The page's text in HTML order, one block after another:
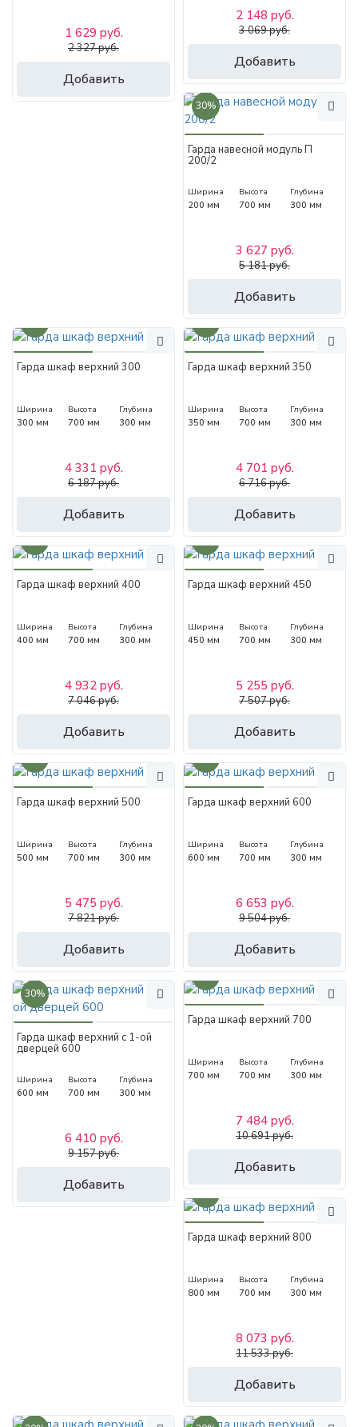
Добавить
1 629 руб.
2 327 руб.
Добавить
2 148 руб.
3 069 руб.
30%
Гарда навесной модуль П
200/2
Ширина
200 мм
Высота
700 мм
Глубина
300 мм
Добавить
3 627 руб.
5 181 руб.
Гарда шкаф верхний 300
Ширина
300 мм
Высота
700 мм
Глубина
300 мм
Добавить
4 331 руб.
6 187 руб.
Гарда шкаф верхний 350
Ширина
350 мм
Высота
700 мм
Глубина
300 мм
Добавить
4 701 руб.
6 716 руб.
Гарда шкаф верхний 400
Ширина
400 мм
Высота
700 мм
Глубина
300 мм
Добавить
4 932 руб.
7 046 руб.
Гарда шкаф верхний 450
Ширина
450 мм
Высота
700 мм
Глубина
300 мм
Добавить
5 255 руб.
7 507 руб.
Гарда шкаф верхний 500
Ширина
500 мм
Высота
700 мм
Глубина
300 мм
Добавить
5 475 руб.
7 821 руб.
Гарда шкаф верхний 600
Ширина
600 мм
Высота
700 мм
Глубина
300 мм
Добавить
6 653 руб.
9 504 руб.
30%
Гарда шкаф верхний с 1-ой
дверцей 600
Ширина
600 мм
Высота
700 мм
Глубина
300 мм
Добавить
6 410 руб.
9 157 руб.
Гарда шкаф верхний 700
Ширина
700 мм
Высота
700 мм
Глубина
300 мм
Добавить
7 484 руб.
10 691 руб.
Гарда шкаф верхний 800
Ширина
800 мм
Высота
700 мм
Глубина
300 мм
Добавить
8 073 руб.
11 533 руб.